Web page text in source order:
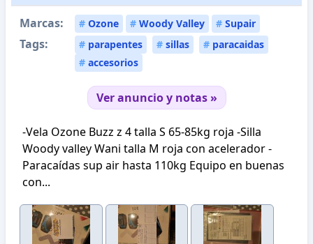
Marcas: # Ozone # Woody Valley # Supair
Tags: # parapentes # sillas # paracaidas
# accesorios
Ver anuncio y notas »
-Vela Ozone Buzz z 4 talla S 65-85kg roja -Silla
Woody valley Wani talla M roja con acelerador -
Paracaídas sup air hasta 110kg Equipo en buenas
con...